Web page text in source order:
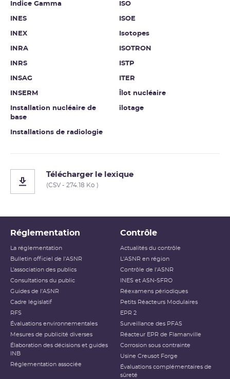
Indice Gamma
INES
INEX
INRA
INRS
INSAG
INSERM
Installation nucléaire de
base
Installations de radiologie
ISO
ISOE
Isotopes
ISOTRON
ISTP
ITER
Îlot nucléaire
îlotage
Télécharger le lexique
(CSV - 274.18 Ko )
Réglementation
La réglementation
Bulletin officiel de l'ASNR
L’association des publics
Consultations du public
Guides de l'ASNR
Cadre législatif
RFS
Évaluations environnementales
Mesures de publicité diverses
Élaboration des décisions et guides
INB
Réglementation associée
Contrôle
Actualités du contrôle
L'ASNR en région
Contrôle de l'ASNR
INES et ASN-SFRO
Réexamens périodiques
Petits Réacteurs Modulaires
EPR 2
Surveillance des PFAS
Réacteur EPR de Flamanville
Corrosion sous contrainte
Usine Creusot Forge
Évaluations complémentaires de
sûreté